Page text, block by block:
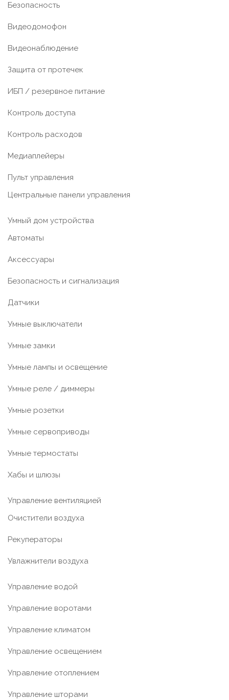
Безопасность
Видеодомофон
Видеонаблюдение
Защита от протечек
ИБП / резервное питание
Контроль доступа
Контроль расходов
Медиаплейеры
Пульт управления
Центральные панели управления
Умный дом устройства
Автоматы
Аксессуары
Безопасность и сигнализация
Датчики
Умные выключатели
Умные замки
Умные лампы и освещение
Умные реле / диммеры
Умные розетки
Умные сервоприводы
Умные термостаты
Хабы и шлюзы
Управление вентиляцией
Очистители воздуха
Рекуператоры
Увлажнители воздуха
Управление водой
Управление воротами
Управление климатом
Управление освещением
Управление отоплением
Управление шторами